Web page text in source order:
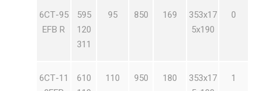
6СТ-95
EFB R
595
120
311
95 850 169
353х17
5х190
0
6СТ-11
610
110 950 180
353х17
1